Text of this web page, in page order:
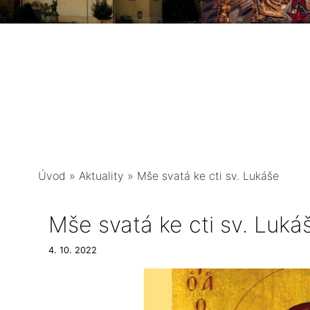
Úvod » Aktuality » Mše svatá ke cti sv. Lukáše
Mše svatá ke cti sv.
4. 10. 2022